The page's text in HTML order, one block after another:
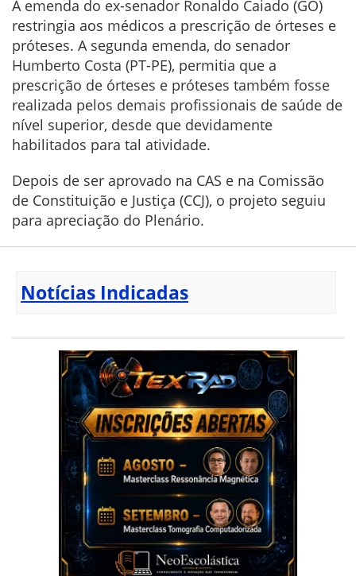
A emenda do ex-senador Ronaldo Caiado (GO)
restringia aos médicos a prescrição de órteses e
próteses. A segunda emenda, do senador
Humberto Costa (PT-PE), permitia que a
prescrição de órteses e próteses também fosse
realizada pelos demais profissionais de saúde de
nível superior, desde que devidamente
habilitados para tal atividade.
Depois de ser aprovado na CAS e na Comissão
de Constituição e Justiça (CCJ), o projeto seguiu
para apreciação do Plenário.
Notícias Indicadas